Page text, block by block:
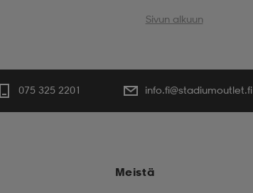
Sivun alkuun
075 325 2201 info.fi@stadiumoutlet.fi
Meistä